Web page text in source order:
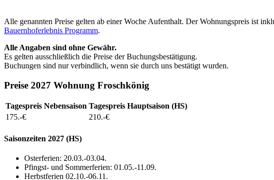
Alle genannten Preise gelten ab einer Woche Aufenthalt. Der Wohnungspreis ist
Bauernhoferlebnis Programm.
Alle Angaben sind ohne Gewähr.
Es gelten ausschließlich die Preise der Buchungsbestätigung.
Buchungen sind nur verbindlich, wenn sie durch uns bestätigt wurden.
Preise 2027 Wohnung Froschkönig
Tagespreis Nebensaison Tagespreis Hauptsaison (HS)
175.-€ 210.-€
Saisonzeiten 2027 (HS)
Osterferien: 20.03.-03.04.
Pfingst- und Sommerferien: 01.05.-11.09.
Herbstferien 02.10.-06.11.